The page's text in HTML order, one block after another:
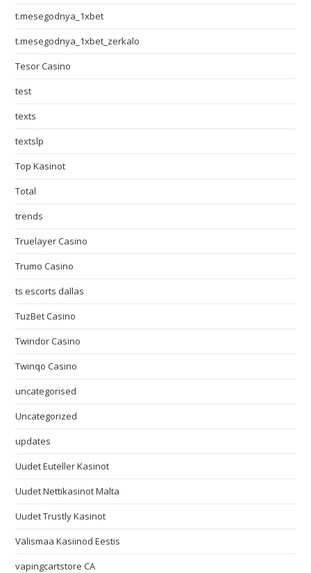
t.mesegodnya_1xbet
t.mesegodnya_1xbet_zerkalo
Tesor Casino
test
texts
textslp
Top Kasinot
Total
trends
Truelayer Casino
Trumo Casino
ts escorts dallas
TuzBet Casino
Twindor Casino
Twinqo Casino
uncategorised
Uncategorized
updates
Uudet Euteller Kasinot
Uudet Nettikasinot Malta
Uudet Trustly Kasinot
Välismaa Kasiinod Eestis
vapingcartstore CA